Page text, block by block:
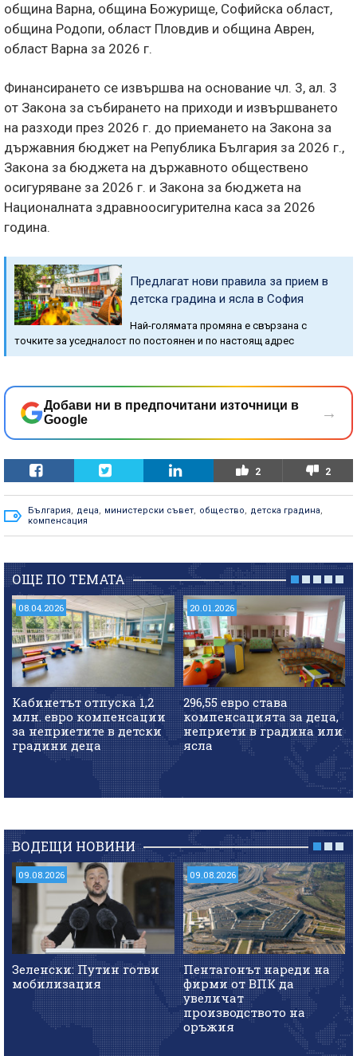
община Варна, община Божурище, Софийска област,
община Родопи, област Пловдив и община Аврен,
област Варна за 2026 г.
Финансирането се извършва на основание чл. 3, ал. 3
от Закона за събирането на приходи и извършването
на разходи през 2026 г. до приемането на Закона за
държавния бюджет на Република България за 2026 г.,
Закона за бюджета на държавното обществено
осигуряване за 2026 г. и Закона за бюджета на
Националната здравноосигурителна каса за 2026
година.
Предлагат нови правила за прием в
детска градина и ясла в София
Най-голямата промяна е свързана с
точките за уседналост по постоянен и по настоящ адрес
Добави ни в предпочитани източници в
Google
→
2 2
България, деца, министерски съвет, общество, детска градина,
компенсация
ОЩЕ ПО ТЕМАТА
08.04.2026
Кабинетът отпуска 1,2
млн. евро компенсации
за неприетите в детски
градини деца
20.01.2026
296,55 евро става
компенсацията за деца,
неприети в градина или
ясла
ВОДЕЩИ НОВИНИ
09.08.2026
Зеленски: Путин готви
мобилизация
09.08.2026
Пентагонът нареди на
фирми от ВПК да
увеличат
производството на
оръжия